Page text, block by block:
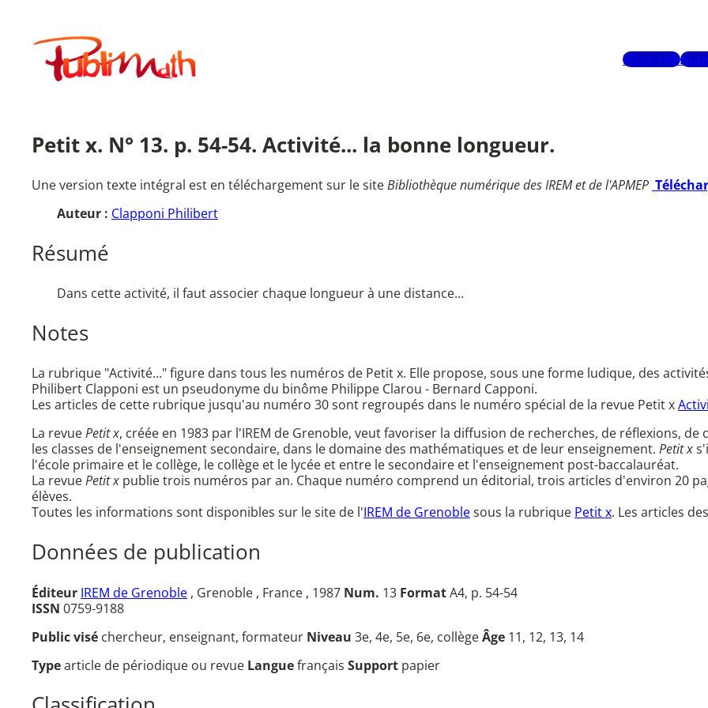
contenuPublimath
Mots-clés
Petit x. N° 13. p. 54-54. Activité... la bonne longueur.
Une version texte intégral est en téléchargement sur le siteBibliothèque numérique des IREM et de l'APMEP
Auteur : Clapponi Philibert
Résumé
Dans cette activité, il faut associer chaque longueur à une distance...
Notes
La rubrique "Activité..." figure dans tous les numéros de Petit x. Elle propose, sous une forme ludique, des
Philibert Clapponi est un pseudonyme du binôme Philippe Clarou - Bernard Capponi.
Les articles de cette rubrique jusqu'au numéro 30 sont regroupés dans le numéro spécial de la revue Petit x
La revuePetit x, créée en 1983 par l'IREM de Grenoble, veut favoriser la diffusion de recherches, de réflexions,
les classes de l'enseignement secondaire, dans le domaine des mathématiques et de leur enseignement. Petit x
l'école primaire et le collège, le collège et le lycée et entre le secondaire et l'enseignement post-baccalauréat.
La revuePetit x publie trois numéros par an. Chaque numéro comprend un éditorial, trois articles d'environ 20
élèves.
Toutes les informations sont disponibles sur le site de l'IREM de Grenoblesous la rubrique Petit x. Les articles
Données de publication
Éditeur IREM de Grenoble , Grenoble , France , 1987 Num. 13 FormatA4, p. 54-54
ISSN 0759-9188
Public visé chercheur, enseignant, formateur Niveau 3e, 4e, 5e, 6e, collègeÂge 11, 12, 13, 14
Typearticle de périodique ou revue Languefrançais Support papier